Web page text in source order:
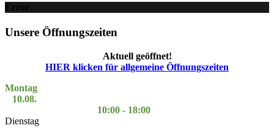
Error
Unsere Öffnungszeiten
Aktuell geöffnet!
HIER klicken für allgemeine Öffnungszeiten
Montag
10.08.
10:00 - 18:00
Dienstag